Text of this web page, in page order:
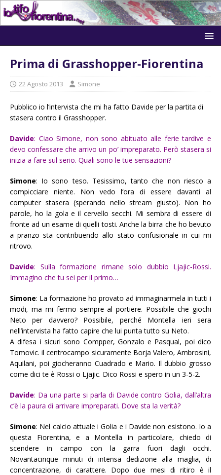
Prima di Grasshopper-Fiorentina
22 Agosto 2013 Simone
Pubblico io l’intervista che mi ha fatto Davide per la partita di
stasera contro il Grasshopper.
Davide: Ciao Simone, non sono abituato alle ferie tardive e
devo confessare che arrivo un po’ impreparato. Però stasera si
inizia a fare sul serio. Quali sono le tue sensazioni?
Simone: Io sono teso. Tesissimo, tanto che non riesco a
compicciare niente. Non vedo l’ora di essere davanti al
computer stasera (sperando nello stream giusto). Non ho
parole, ho la gola e il cervello secchi. Mi sembra di essere di
fronte ad un esame di quelli tosti. Anche la birra che ho bevuto
a pranzo sta contribuendo allo stato confusionale in cui mi
ritrovo.
Davide: Sulla formazione rimane solo dubbio Ljajic-Rossi.
Immagino che tu sei per il primo…
Simone: La formazione ho provato ad immaginarmela in tutti i
modi, ma mi fermo sempre al portiere. Possibile che giochi
Neto per davvero? Possibile, perché Montella ieri sera
nell’intervista ha fatto capire che lui punta tutto su Neto.
A difesa i sicuri sono Compper, Gonzalo e Pasqual, poi dico
Tomovic. il centrocampo sicuramente Borja Valero, Ambrosini,
Aquilani, poi giocheranno Cuadrado e Mario. Il dubbio grosso
come dici te è Rossi o Ljajic. Dico Rossi e spero in un 3-5-2.
Davide: Da una parte si parla di Davide contro Golia, dall’altra
c’è la paura di arrivare impreparati. Dove sta la verità?
Simone: Nel calcio attuale i Golia e i Davide non esistono. Io a
questa Fiorentina, e a Montella in particolare, chiedo di
scendere in campo con la garra fuori dagli occhi.
Novantacinque minuti di intensa dedizione alla maglia, di
concentrazione, di carattere. Dopo due mesi di ritiro è il